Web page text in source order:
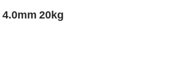
4.0mm 20kg